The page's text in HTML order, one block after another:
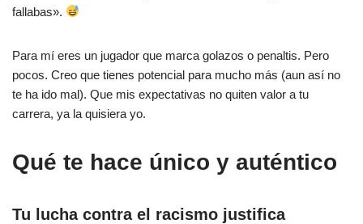
fallabas».
Para mí eres un jugador que marca golazos o penaltis. Pero
pocos. Creo que tienes potencial para mucho más (aun así no
te ha ido mal). Que mis expectativas no quiten valor a tu
carrera, ya la quisiera yo.
Qué te hace único y auténtico
Tu lucha contra el racismo justifica